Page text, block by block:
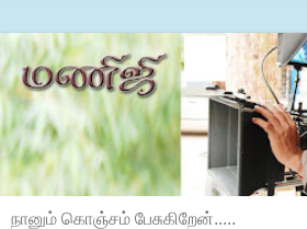
நானும் கொஞ்சம் பேசுகிறேன்.....